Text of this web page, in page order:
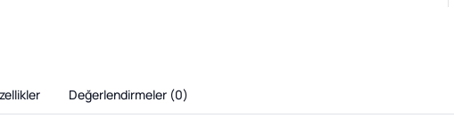
Değerlendirmeler (0)